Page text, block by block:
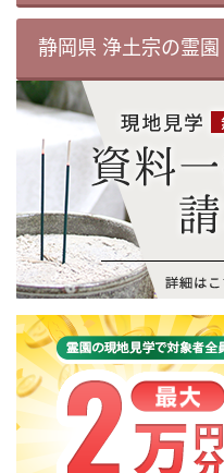
静岡県 浄土宗の霊